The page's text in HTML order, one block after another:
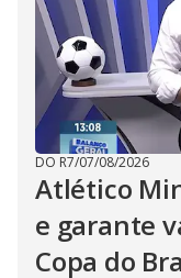
DO R7/07/08/2026
Atlético
e garante
Copa do